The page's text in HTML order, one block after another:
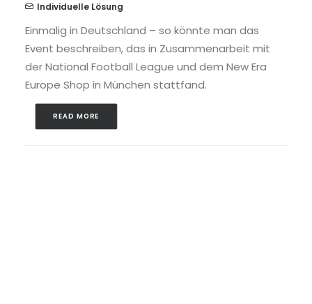
Individuelle Lösung
Einmalig in Deutschland – so könnte man das
Event beschreiben, das in Zusammenarbeit mit
der National Football League und dem New Era
Europe Shop in München stattfand.
READ MORE